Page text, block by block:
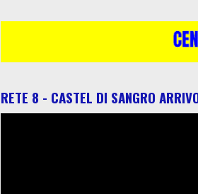
RETE 8 - CASTEL DI SANGRO